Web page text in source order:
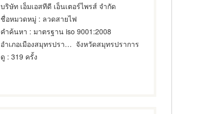
บริษัท เอ็มเอสทีดี เอ็นเตอร์ไพรส์ จำกัด
ชื่อหมวดหมู่ : ลวดสายไฟ
คำค้นหา : มาตรฐาน iso 9001:2008
อำเภอเมืองสมุทรปราการ จังหวัดสมุทรปราการ
ดู : 319 ครั้ง